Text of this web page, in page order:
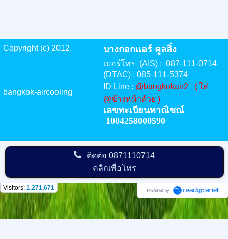
Copyright (c) 2012 บางกอกแอร์ คูลลิ่ง
bangkok-aircoolingฺ
เบอร์โทร (AIS) : 087-111-0714
(DTAC) : 085-111-5374
ID Line : @bangkokair2 ( ใส่
@ข้างหน้าด้วย )
เลขทะเบียนพาณิชณ์
1004258000590
ติดต่อ0871110714
คลิกเพื่อโทร
Visitors: 1,271,671